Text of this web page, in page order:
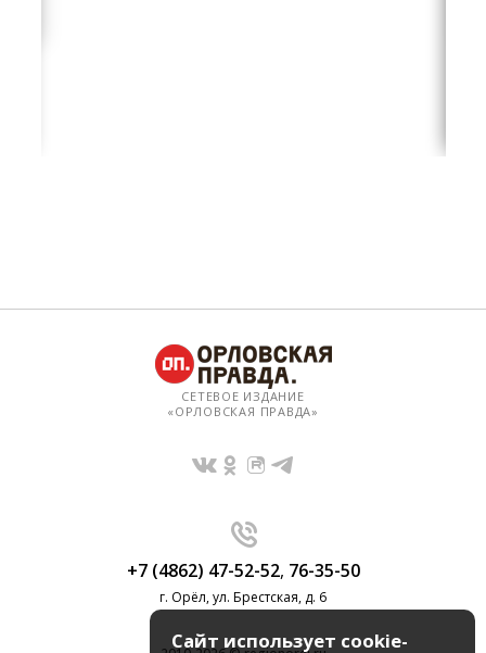
СЕТЕВОЕ ИЗДАНИЕ
«ОРЛОВСКАЯ ПРАВДА»
+7 (4862) 47-52-52, 76-35-50
г. Орёл, ул. Брестская, д. 6
Сайт использует cookie-